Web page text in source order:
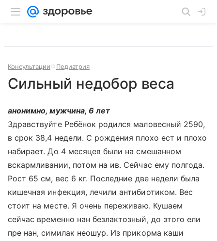
Консультации Педиатрия
Сильный недобор веса
анонимно, мужчина, 6 лет
Здравствуйте Ребёнок родился маловесный 2590,
в срок 38,4 недели. С рождения плохо ест и плохо
набирает. До 4 месяцев были на смешанном
вскармливании, потом на ив. Сейчас ему полгода.
Рост 65 см, вес 6 кг. Последние две недели была
кишечная инфекция, лечили антибиотиком. Вес
стоит на месте. Я очень переживаю. Кушаем
сейчас временно нан безлактозный, до этого ели
пре нан, симилак неошур. Из прикорма каши